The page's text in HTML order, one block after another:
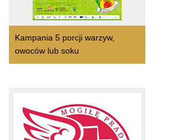
Kampania 5 porcji warzyw,
owoców lub soku